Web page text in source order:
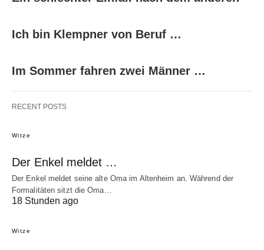
Ich bin Klempner von Beruf …
Im Sommer fahren zwei Männer …
RECENT POSTS
Witze
Der Enkel meldet …
Der Enkel meldet seine alte Oma im Altenheim an. Während der
Formalitäten sitzt die Oma…
18 Stunden ago
Witze